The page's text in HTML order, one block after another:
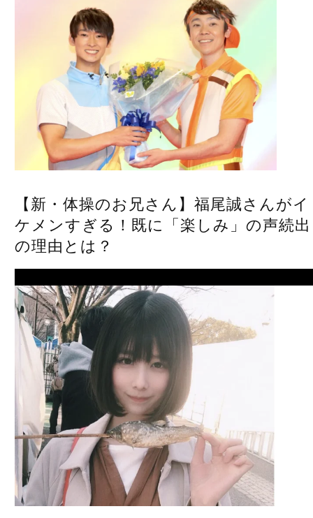
【新・体操のお兄さん】福尾誠さんがイ
ケメンすぎる！既に「楽しみ」の声続出
の理由とは？